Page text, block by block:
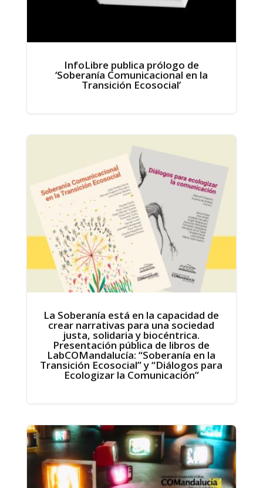
InfoLibre publica prólogo de
‘Soberanía Comunicacional en la
Transición Ecosocial’
La Soberanía está en la capacidad de
crear narrativas para una sociedad
justa, solidaria y biocéntrica.
Presentación pública de libros de
LabCOMandalucía: “Soberanía en la
Transición Ecosocial” y “Diálogos para
Ecologizar la Comunicación”